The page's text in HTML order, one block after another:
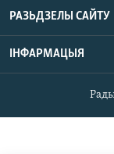
РАЗЬДЗЕЛЫ САЙТУ
ІНФАРМАЦЫЯ